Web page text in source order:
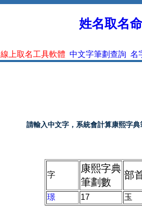
姓名取名
線上取名工具軟體 中文字筆劃查詢 名
請輸入中文字，系統會計算康熙字
字
康熙字典
筆劃數
部
璟 17 玉